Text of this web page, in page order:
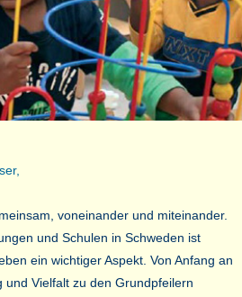
voneinander und miteinander.
und Schulen in Schweden ist
ein wichtiger Aspekt. Von Anfang an
Vielfalt zu den Grundpfeilern